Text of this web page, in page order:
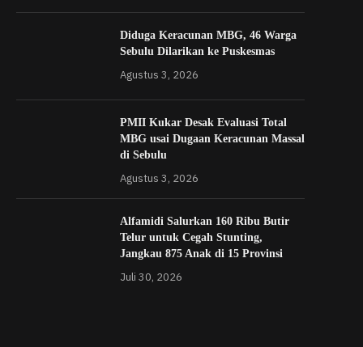
Diduga Keracunan MBG, 46 Warga
Sebulu Dilarikan ke Puskesmas
Agustus 3, 2026
PMII Kukar Desak Evaluasi Total
MBG usai Dugaan Keracunan Massal
di Sebulu
Agustus 3, 2026
Alfamidi Salurkan 160 Ribu Butir
Telur untuk Cegah Stunting,
Jangkau 875 Anak di 15 Provinsi
Juli 30, 2026